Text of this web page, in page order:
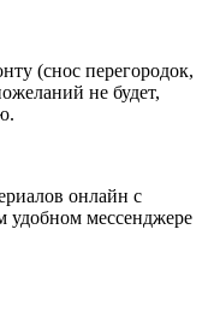
(снос перегородок,
не будет,
онлайн с
удобном мессенджере